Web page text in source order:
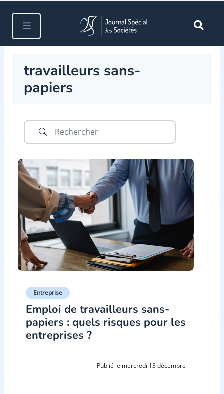
travailleurs sans-
papiers
Entreprise
Emploi de travailleurs sans-
papiers : quels risques pour les
entreprises ?
Publié le mercredi 13 décembre